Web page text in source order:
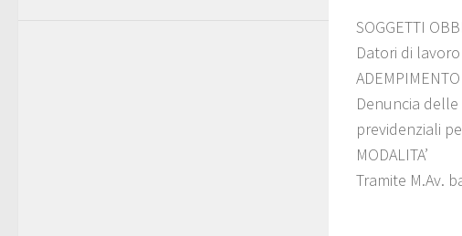
SOGGETTI
Datori di
ADEMPIMENTO
Denuncia
previdenziali
MODALITA’
Tramite M.Av.